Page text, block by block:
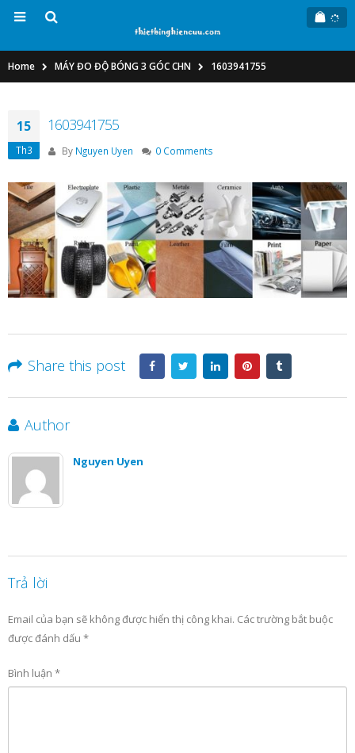
Home MÁY ĐO ĐỘ BÓNG 3 GÓC CHN 1603941755
15
Th3
1603941755
By Nguyen Uyen 0 Comments
Share this post
Author
Nguyen Uyen
Trả lời
Email của bạn sẽ không được hiển thị công khai. Các trường bắt buộc
được đánh dấu *
Bình luận *